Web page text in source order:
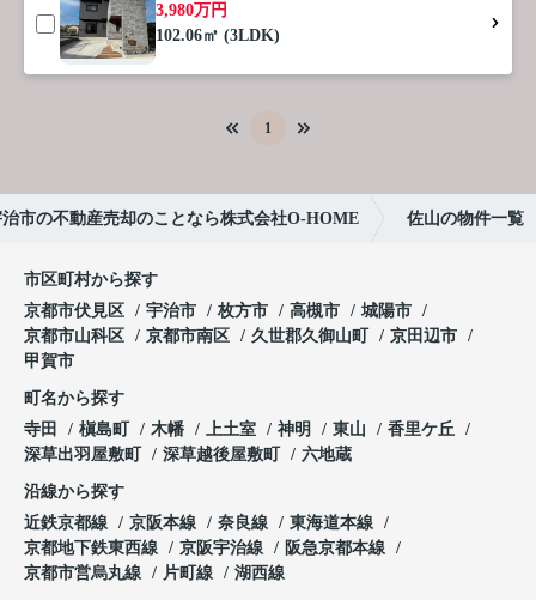
3,980万円
102.06㎡ (3LDK)
1
市の不動産売却のことなら株式会社O-HOME 佐山の物件一覧
市区町村から探す
京都市伏見区
宇治市 枚方市 高槻市
城陽市
京都市山科区
京都市南区 久世郡久御山町
京田辺市
甲賀市
町名から探す
寺田
槇島町 木幡 上土室 神明 東山
香里ケ丘
深草出羽屋敷町
深草越後屋敷町 六地蔵
沿線から探す
近鉄京都線
京阪本線 奈良線
東海道本線
京都地下鉄東西線
京阪宇治線
阪急京都本線
京都市営烏丸線
片町線 湖西線